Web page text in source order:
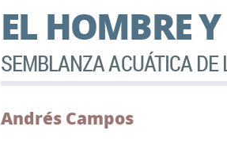
EL HOMBRE
SEMBLANZA ACUÁTICA
Andrés Campos